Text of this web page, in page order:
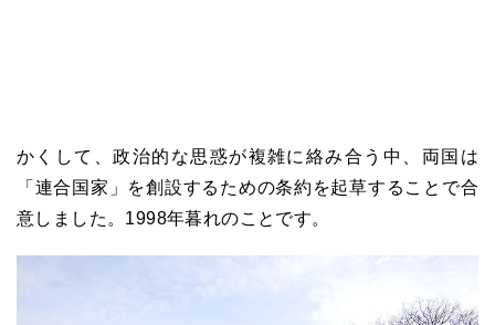
かくして、政治的な思惑が複雑に絡み合う中、両国は
「連合国家」を創設するための条約を起草することで合
意しました。1998年暮れのことです。